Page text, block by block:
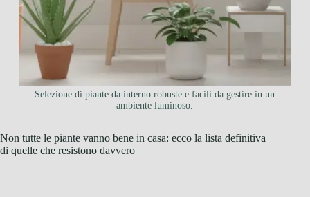
Selezione di piante da interno robuste e facili da gestire in un
ambiente luminoso.
Non tutte le piante vanno bene in casa: ecco la lista definitiva
di quelle che resistono davvero